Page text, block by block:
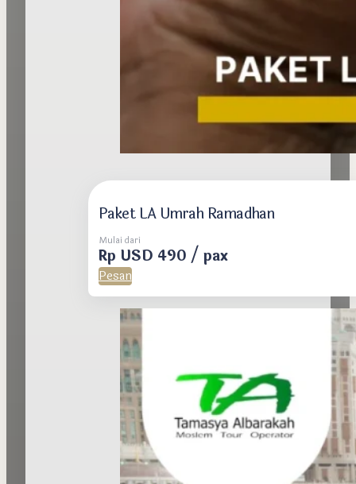
Paket LA Umrah Ramadhan
Mulai dari
Rp USD 490 / pax
Pesan